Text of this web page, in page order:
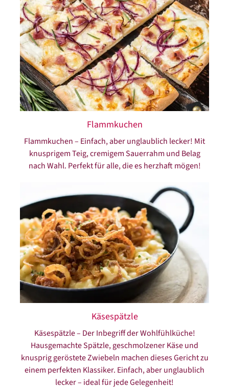
Flammkuchen
Flammkuchen – Einfach, aber unglaublich lecker! Mit
knusprigem Teig, cremigem Sauerrahm und Belag
nach Wahl. Perfekt für alle, die es herzhaft mögen!
Käsespätzle
Käsespätzle – Der Inbegriff der Wohlfühlküche!
Hausgemachte Spätzle, geschmolzener Käse und
knusprig geröstete Zwiebeln machen dieses Gericht zu
einem perfekten Klassiker. Einfach, aber unglaublich
lecker – ideal für jede Gelegenheit!